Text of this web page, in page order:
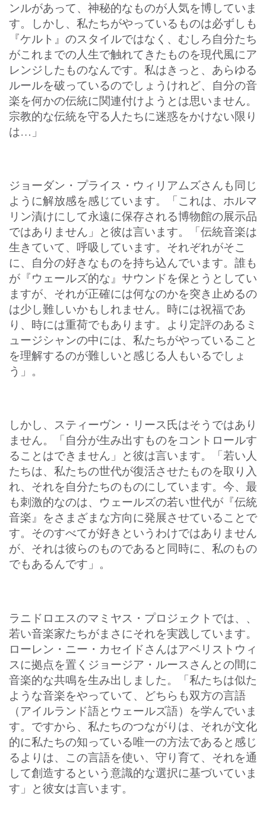
ンルがあって、神秘的なものが人気を博していま
す。しかし、私たちがやっているものは必ずしも
『ケルト』のスタイルではなく、むしろ自分たち
がこれまでの人生で触れてきたものを現代風にア
レンジしたものなんです。私はきっと、あらゆる
ルールを破っているのでしょうけれど、自分の音
楽を何かの伝統に関連付けようとは思いません。
宗教的な伝統を守る人たちに迷惑をかけない限り
は…」
ジョーダン・プライス・ウィリアムズさんも同じ
ように解放感を感じています。「これは、ホルマ
リン漬けにして永遠に保存される博物館の展示品
ではありません」と彼は言います。「伝統音楽は
生きていて、呼吸しています。それぞれがそこ
に、自分の好きなものを持ち込んでいます。誰も
が『ウェールズ的な』サウンドを保とうとしてい
ますが、それが正確には何なのかを突き止めるの
は少し難しいかもしれません。時には祝福であ
り、時には重荷でもあります。より定評のあるミ
ュージシャンの中には、私たちがやっていること
を理解するのが難しいと感じる人もいるでしょ
う」。
しかし、スティーヴン・リース氏はそうではあり
ません。「自分が生み出すものをコントロールす
ることはできません」と彼は言います。「若い人
たちは、私たちの世代が復活させたものを取り入
れ、それを自分たちのものにしています。今、最
も刺激的なのは、ウェールズの若い世代が『伝統
音楽』をさまざまな方向に発展させていることで
す。そのすべてが好きというわけではありません
が、それは彼らのものであると同時に、私のもの
でもあるんです」。
ラニドロエスのマミヤス・プロジェクトでは、、
若い音楽家たちがまさにそれを実践しています。
ローレン・ニー・カセイドさんはアベリストウィ
スに拠点を置くジョージア・ルースさんとの間に
音楽的な共鳴を生み出しました。「私たちは似た
ような音楽をやっていて、どちらも双方の言語
（アイルランド語とウェールズ語）を学んでいま
す。ですから、私たちのつながりは、それが文化
的に私たちの知っている唯一の方法であると感じ
るよりは、この言語を使い、守り育て、それを通
して創造するという意識的な選択に基づいていま
す」と彼女は言います。